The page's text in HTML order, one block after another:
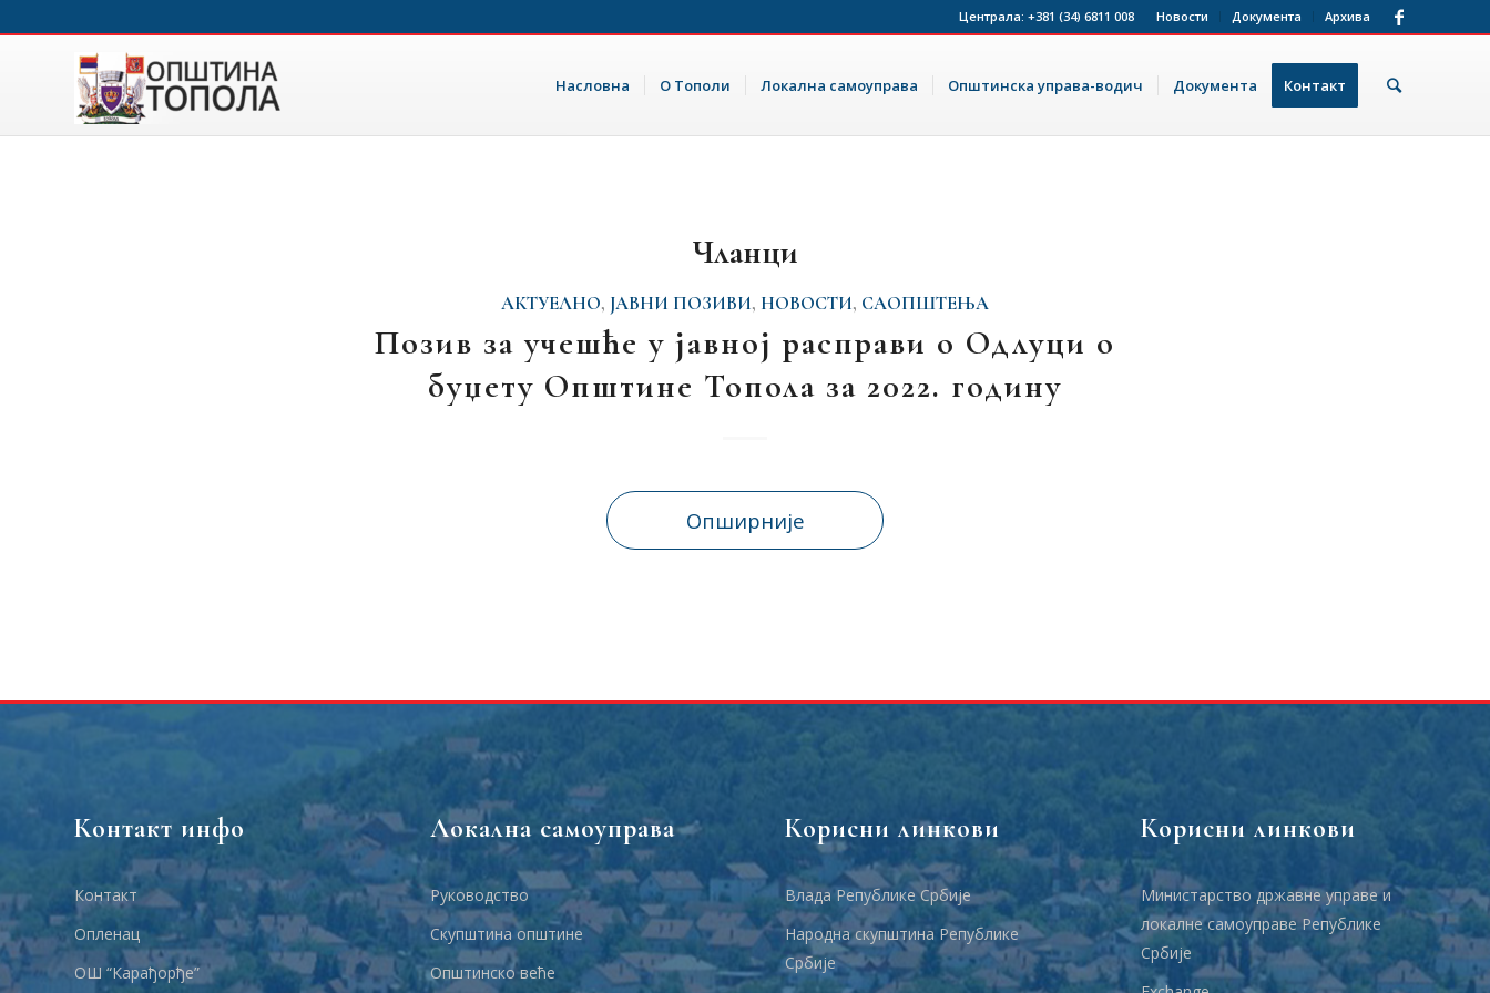
Новости Документа Архива
Централа: +381 (34) 6811 008
Насловна О Тополи Локална самоуправа Општинска управа-водич Документа Контакт
Чланци
АКТУЕЛНО, ЈАВНИ ПОЗИВИ, НОВОСТИ, САОПШТЕЊА
Позив за учешће у јавној расправи о Одлуци о
буџету Општине Топола за 2022. годину
Опширније
Контакт инфо
Контакт
Опленац
ОШ “Карађорђе”
Локална самоуправа
Руководство
Скупштина општине
Општинско веће
Корисни линкови
Влада Републике Србије
Народна скупштина Републике
Србије
Корисни линкови
Министарство државне управе и
локалне самоуправе Републике
Србије